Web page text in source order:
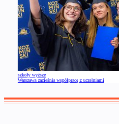
szkoły wyższe
Warszawa zacieśnia współpracę z uczelniami